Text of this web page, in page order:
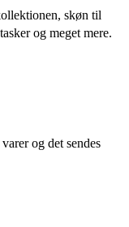
skøn til
og meget mere.
og det sendes